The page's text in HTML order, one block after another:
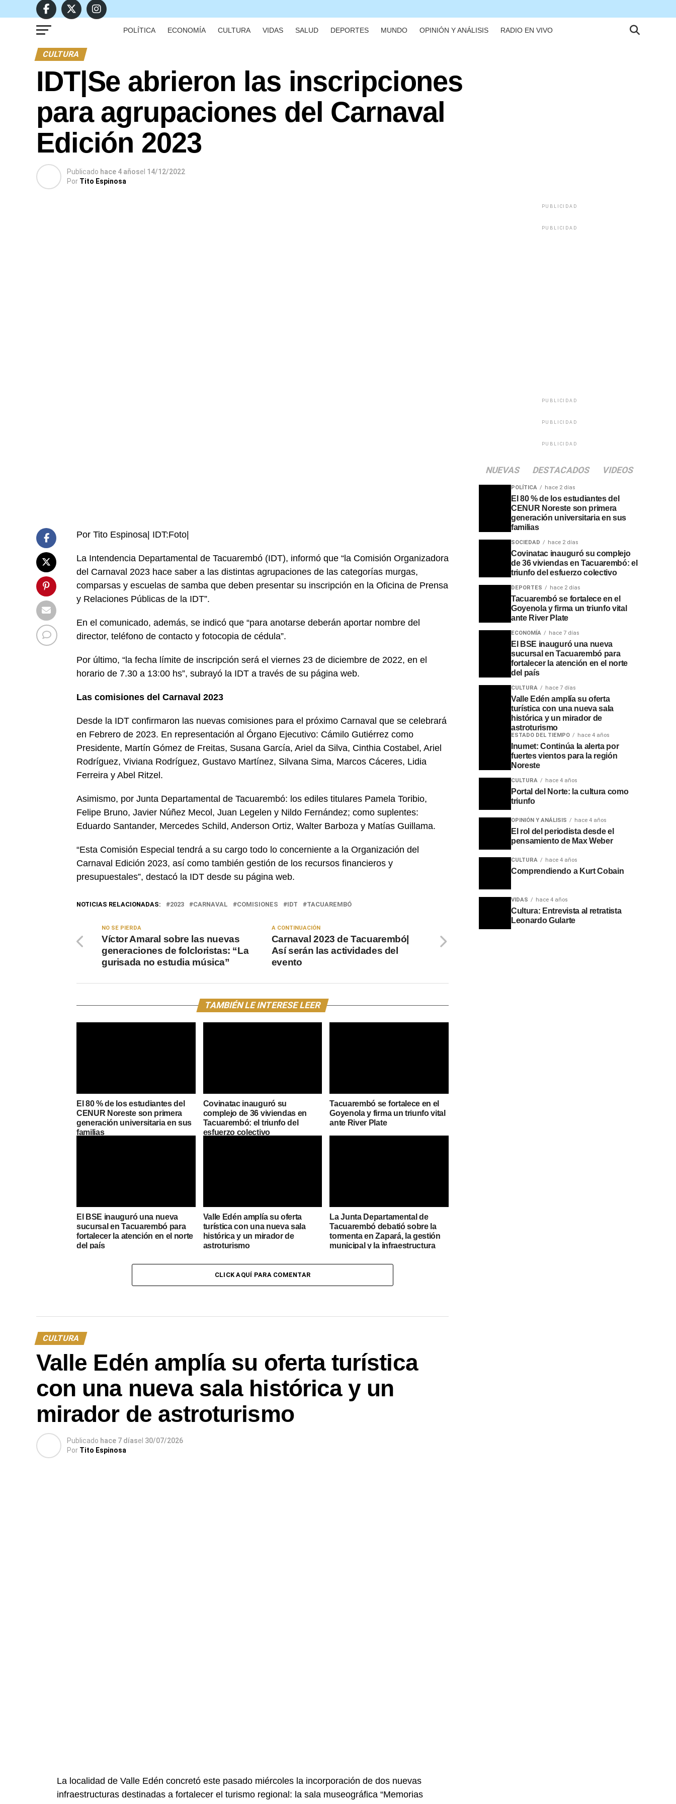
POLÍTICA ECONOMÍA CULTURA VIDAS SALUD DEPORTES MUNDO OPINIÓN Y ANÁLISIS RADIO EN VIVO
CULTURA
IDT|Se abrieron las inscripciones
para agrupaciones del Carnaval
Edición 2023
Publicado hace 4 añosel 14/12/2022
Por Tito Espinosa
Por Tito Espinosa| IDT:Foto|
La Intendencia Departamental de Tacuarembó (IDT), informó que “la Comisión Organizadora
del Carnaval 2023 hace saber a las distintas agrupaciones de las categorías murgas,
comparsas y escuelas de samba que deben presentar su inscripción en la Oficina de Prensa
y Relaciones Públicas de la IDT”.
En el comunicado, además, se indicó que “para anotarse deberán aportar nombre del
director, teléfono de contacto y fotocopia de cédula”.
Por último, “la fecha límite de inscripción será el viernes 23 de diciembre de 2022, en el
horario de 7.30 a 13:00 hs”, subrayó la IDT a través de su página web.
Las comisiones del Carnaval 2023
Desde la IDT confirmaron las nuevas comisiones para el próximo Carnaval que se celebrará
en Febrero de 2023. En representación al Órgano Ejecutivo: Cámilo Gutiérrez como
Presidente, Martín Gómez de Freitas, Susana García, Ariel da Silva, Cinthia Costabel, Ariel
Rodríguez, Viviana Rodríguez, Gustavo Martínez, Silvana Sima, Marcos Cáceres, Lidia
Ferreira y Abel Ritzel.
Asimismo, por Junta Departamental de Tacuarembó: los ediles titulares Pamela Toribio,
Felipe Bruno, Javier Núñez Mecol, Juan Legelen y Nildo Fernández; como suplentes:
Eduardo Santander, Mercedes Schild, Anderson Ortiz, Walter Barboza y Matías Guillama.
“Esta Comisión Especial tendrá a su cargo todo lo concerniente a la Organización del
Carnaval Edición 2023, así como también gestión de los recursos financieros y
presupuestales”, destacó la IDT desde su página web.
NOTICIAS RELACIONADAS: 2023 CARNAVAL COMISIONES IDT TACUAREMBÓ
A CONTINUACIÓN
Carnaval 2023 de Tacuarembó|
Así serán las actividades del
evento
NO SE PIERDA
Víctor Amaral sobre las nuevas
generaciones de folcloristas: “La
gurisada no estudia música”
TAMBIÉN LE INTERESE LEER
El 80 % de los estudiantes del
CENUR Noreste son primera
generación universitaria en sus
familias
Covinatac inauguró su
complejo de 36 viviendas en
Tacuarembó: el triunfo del
esfuerzo colectivo
Tacuarembó se fortalece en el
Goyenola y firma un triunfo vital
ante River Plate
El BSE inauguró una nueva
sucursal en Tacuarembó para
fortalecer la atención en el norte
del país
Valle Edén amplía su oferta
turística con una nueva sala
histórica y un mirador de
astroturismo
La Junta Departamental de
Tacuarembó debatió sobre la
tormenta en Zapará, la gestión
municipal y la infraestructura
CLICK AQUÍ PARA COMENTAR
CULTURA
Valle Edén amplía su oferta turística
con una nueva sala histórica y un
mirador de astroturismo
Publicado hace 7 díasel 30/07/2026
Por Tito Espinosa
La localidad de Valle Edén concretó este pasado miércoles la incorporación de dos nuevas
infraestructuras destinadas a fortalecer el turismo regional: la sala museográfica “Memorias
PUBLICIDAD
PUBLICIDAD
PUBLICIDAD
PUBLICIDAD
PUBLICIDAD
NUEVAS DESTACADOS VIDEOS
POLÍTICA hace 2 días
El 80 % de los estudiantes del
CENUR Noreste son primera
generación universitaria en sus
familias
SOCIEDAD hace 2 días
Covinatac inauguró su complejo
de 36 viviendas en Tacuarembó: el
triunfo del esfuerzo colectivo
DEPORTES hace 2 días
Tacuarembó se fortalece en el
Goyenola y firma un triunfo vital
ante River Plate
ECONOMÍA hace 7 días
El BSE inauguró una nueva
sucursal en Tacuarembó para
fortalecer la atención en el norte
del país
CULTURA hace 7 días
Valle Edén amplía su oferta
turística con una nueva sala
histórica y un mirador de
astroturismo
ESTADO DEL TIEMPO hace 4 años
Inumet: Continúa la alerta por
fuertes vientos para la región
Noreste
CULTURA hace 4 años
Portal del Norte: la cultura como
triunfo
OPINIÓN Y ANÁLISIS hace 4 años
El rol del periodista desde el
pensamiento de Max Weber
CULTURA hace 4 años
Comprendiendo a Kurt Cobain
VIDAS hace 4 años
Cultura: Entrevista al retratista
Leonardo Gularte